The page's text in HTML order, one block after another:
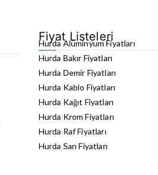
Fiyat Listeleri
Hurda Alüminyum Fiyatları
Hurda Bakır Fiyatları
Hurda Demir Fiyatları
Hurda Kablo Fiyatları
Hurda Kağıt Fiyatları
Hurda Krom Fiyatları
Hurda Raf Fiyatları
Hurda Sarı Fiyatları